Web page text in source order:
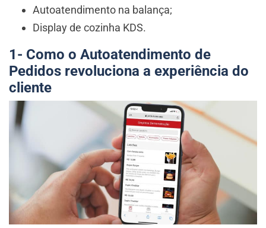
Autoatendimento na balança;
Display de cozinha KDS.
1- Como o Autoatendimento de
Pedidos revoluciona a experiência do
cliente